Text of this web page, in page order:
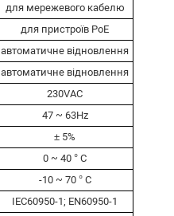
для мережевого кабелю
для пристроїв PoE
автоматичне відновлення
автоматичне відновлення
230VAC
47 ~ 63Hz
± 5%
0 ~ 40 ° C
-10 ~ 70 ° C
IEC60950-1; EN60950-1